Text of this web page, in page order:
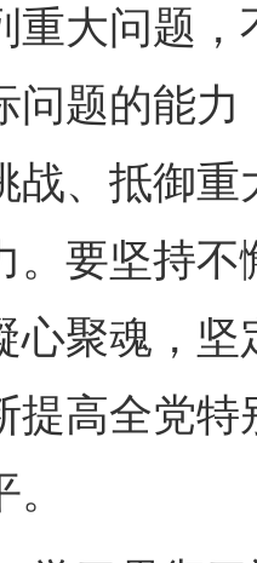
重大问题
问题的能
战、抵御
。要坚持
心聚魂，
提高全党